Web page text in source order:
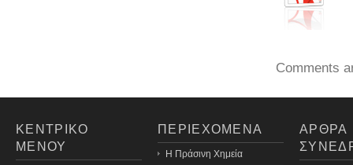
Comments
ΚΕΝΤΡΙΚΟ
ΜΕΝΟΥ
ΠΕΡΙΕΧΟΜΕΝΑ
H Πράσινη Χημεία
ΑΡΘΡΑ